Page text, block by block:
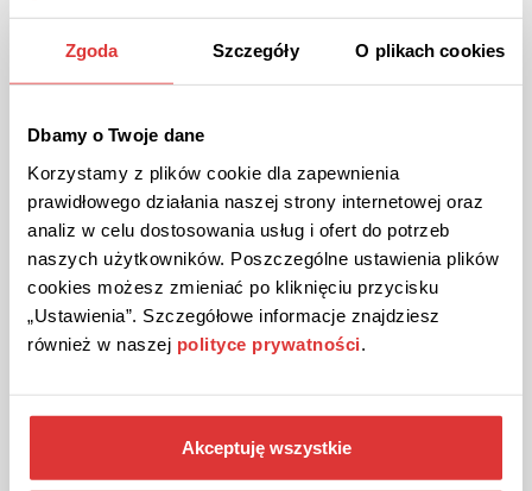
Zgoda Szczegóły O plikach cookies
Dbamy o Twoje dane
Korzystamy z plików cookie dla zapewnienia
prawidłowego działania naszej strony internetowej oraz
analiz w celu dostosowania usług i ofert do potrzeb
naszych użytkowników. Poszczególne ustawienia plików
cookies możesz zmieniać po kliknięciu przycisku
„Ustawienia”. Szczegółowe informacje znajdziesz
również w naszej polityce prywatności
Akceptuję wszystkie
Dodatkowym atutem sklepu internetowego
Modivo, są liczne akcje promocyjne i rabaty,
atrakcyjnych cenach. Chcesz być na bieżąco
z trwającymi promocjami? Zaglądaj
regularnie do serwisu rabatio.com i trzymaj
rękę na pulsie. W ten sposób nie przegapisz
żadnej zakupowej okazji!
Sprawdź aktualnie dostępne kupony
promocyjne w Modivo: